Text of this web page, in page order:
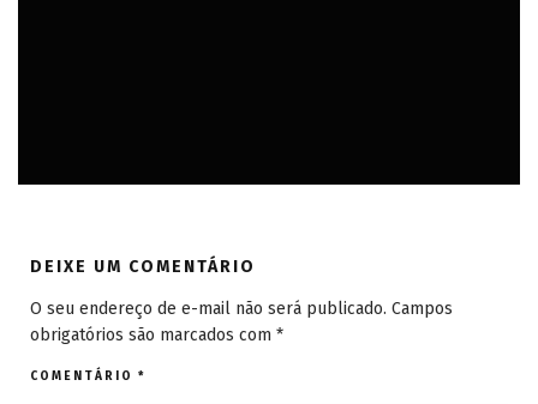
DEIXE UM COMENTÁRIO
O seu endereço de e-mail não será publicado. Campos
obrigatórios são marcados com *
COMENTÁRIO *